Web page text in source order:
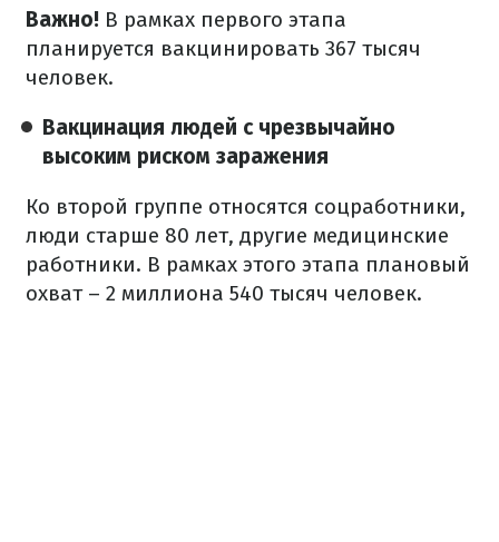
Важно! В рамках первого этапа
планируется вакцинировать 367 тысяч
человек.
Вакцинация людей с чрезвычайно
высоким риском заражения
Ко второй группе относятся соцработники,
люди старше 80 лет, другие медицинские
работники. В рамках этого этапа плановый
охват – 2 миллиона 540 тысяч человек.